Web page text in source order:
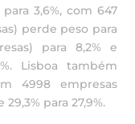
3,6%, com 647
perde peso para
para 8,2% e
Lisboa também
4998 empresas
para 27,9%.